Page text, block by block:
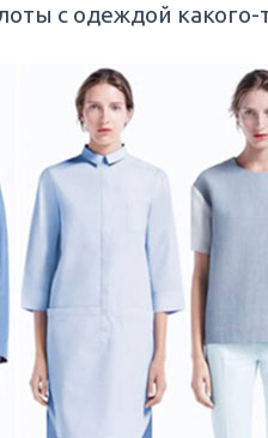
с одеждой